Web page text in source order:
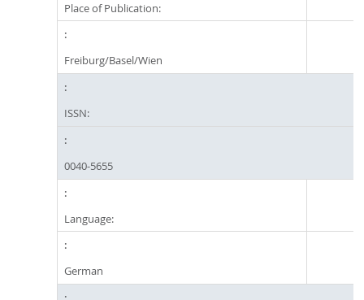
Place of Publication:
Freiburg/Basel/Wien
ISSN:
0040-5655
Language:
German